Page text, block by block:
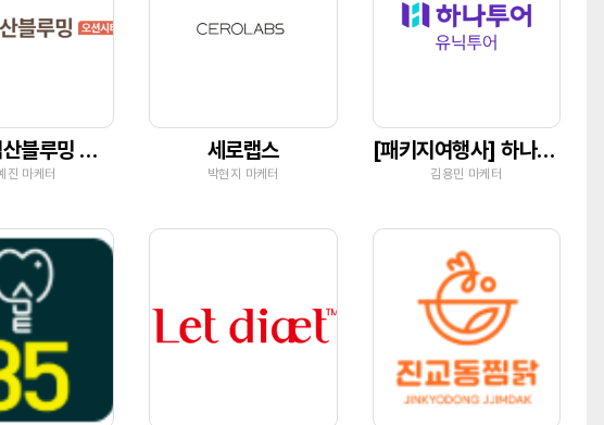
신포역 벽산블루밍 오션시티
진 마케터
세로랩스
박현지 마케터
[패키지여행사] 하나투어 유닉투어
김용민 마케터